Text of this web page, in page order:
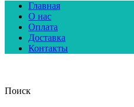
Главная
О нас
Оплата
Доставка
Контакты
Поиск